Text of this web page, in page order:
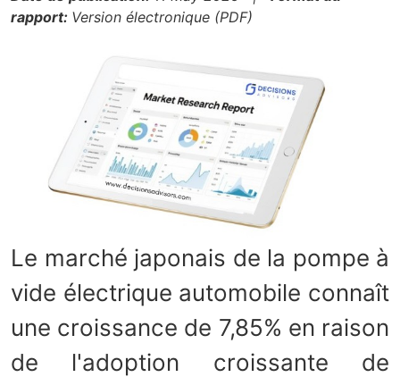
rapport: Version électronique (PDF)
Le marché japonais de la pompe à
vide électrique automobile connaît
une croissance de 7,85% en raison
de l'adoption croissante de